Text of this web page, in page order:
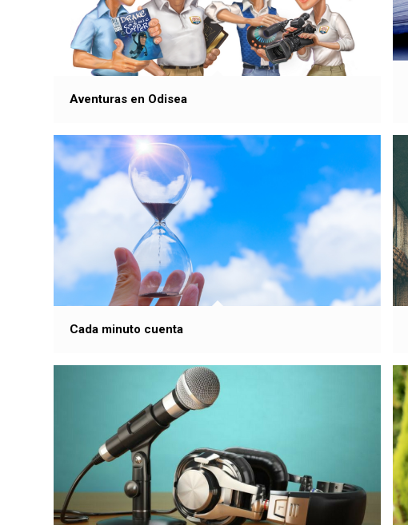
Aventuras en Odisea
Cada minuto cuenta